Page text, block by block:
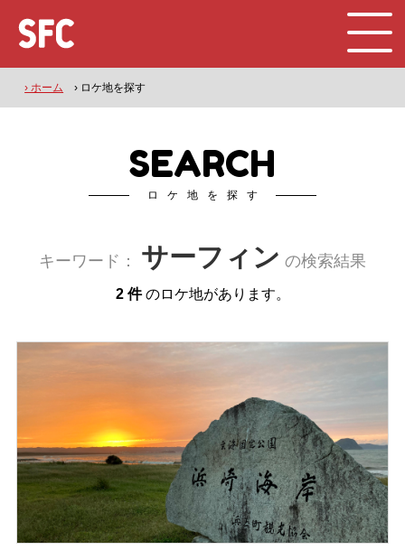
› ホーム › ロケ地を探す
SEARCH
ロケ地を探す
キーワード： サーフィン の検索結果
2 件のロケ地があります。